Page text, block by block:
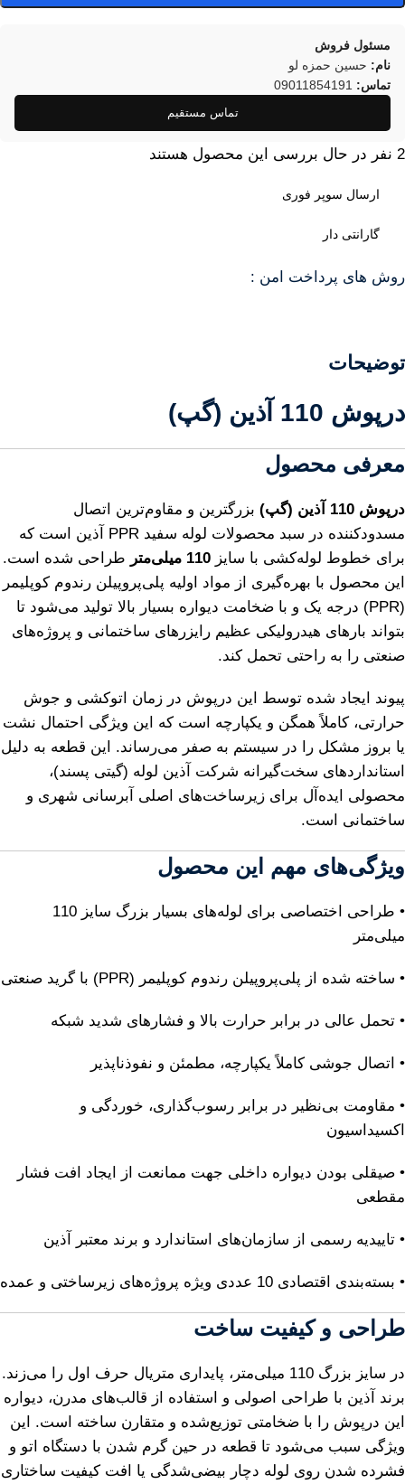
مسئول فروش
نام: حسین حمزه لو
تماس: 09011854191
تماس مستقیم
2 نفر در حال بررسی این محصول هستند
ارسال سوپر فوری
گارانتی دار
روش های پرداخت امن :
توضیحات
درپوش 110 آذین (گپ)
معرفی محصول
درپوش 110 آذین (گپ)
بزرگترین و مقاوم‌ترین اتصال
مسدودکننده در سبد محصولات لوله سفید PPR آذین است که
برای خطوط لوله‌کشی با سایز 110 میلی‌متر
طراحی شده است.
این محصول با بهره‌گیری از مواد اولیه پلی‌پروپیلن رندوم کوپلیمر
(PPR) درجه یک و با ضخامت دیواره بسیار بالا تولید می‌شود تا
بتواند بارهای هیدرولیکی عظیم رایزرهای ساختمانی و پروژه‌های
صنعتی را به راحتی تحمل کند.
پیوند ایجاد شده توسط این درپوش در زمان اتوکشی و جوش
حرارتی، کاملاً همگن و یکپارچه است که این ویژگی احتمال نشت
یا بروز مشکل را در سیستم به صفر می‌رساند. این قطعه به دلیل
استانداردهای سخت‌گیرانه شرکت آذین لوله (گیتی پسند)،
محصولی ایده‌آل برای زیرساخت‌های اصلی آبرسانی شهری و
ساختمانی است.
ویژگی‌های مهم این محصول
• طراحی اختصاصی برای لوله‌های بسیار بزرگ سایز 110
میلی‌متر
• ساخته شده از پلی‌پروپیلن رندوم کوپلیمر (PPR) با گرید صنعتی
• تحمل عالی در برابر حرارت بالا و فشارهای شدید شبکه
• اتصال جوشی کاملاً یکپارچه، مطمئن و نفوذناپذیر
• مقاومت بی‌نظیر در برابر رسوب‌گذاری، خوردگی و
اکسیداسیون
• صیقلی بودن دیواره داخلی جهت ممانعت از ایجاد افت فشار
مقطعی
• تاییدیه رسمی از سازمان‌های استاندارد و برند معتبر آذین
• بسته‌بندی اقتصادی 10 عددی ویژه پروژه‌های زیرساختی و عمده
طراحی و کیفیت ساخت
در سایز بزرگ 110 میلی‌متر، پایداری متریال حرف اول را می‌زند.
برند آذین با طراحی اصولی و استفاده از قالب‌های مدرن، دیواره
این درپوش را با ضخامتی توزیع‌شده و متقارن ساخته است. این
ویژگی سبب می‌شود تا قطعه در حین گرم شدن با دستگاه اتو و
فشرده شدن روی لوله دچار بیضی‌شدگی یا افت کیفیت ساختاری